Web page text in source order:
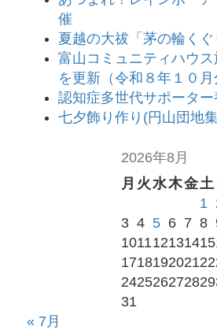
催
夏越の大祓「茅の輪くぐ
富山コミュニティハウ
を更新（令和８年１０月
認知症多世代サポータ
七夕飾り作り(円山団地
2026年8月
月 火 水木金 土
1
3 4 5 6 7 8
101112131415
171819202122
242526272829
31
« 7月